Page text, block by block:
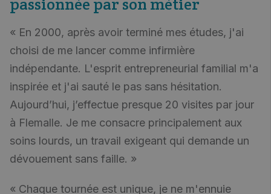
« En 2000, après avoir terminé mes études, j'ai
choisi de me lancer comme infirmière
indépendante. L'esprit entrepreneurial familial m'a
inspirée et j'ai sauté le pas sans hésitation.
Aujourd’hui, j’effectue presque 20 visites par jour
à Flemalle. Je me consacre principalement aux
soins lourds, un travail exigeant qui demande un
dévouement sans faille. »
« Chaque tournée est unique, je ne m'ennuie